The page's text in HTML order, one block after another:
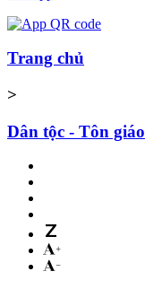
Trang chủ
>
Dân tộc - Tôn giáo